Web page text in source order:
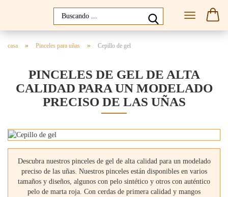
casa » Pinceles para uñas » Cepillo de gel
PINCELES DE GEL DE ALTA
CALIDAD PARA UN MODELADO
PRECISO DE LAS UÑAS
Descubra nuestros pinceles de gel de alta calidad para un modelado
preciso de las uñas. Nuestros pinceles están disponibles en varios
tamaños y diseños, algunos con pelo sintético y otros con auténtico
pelo de marta roja. Con cerdas de primera calidad y mangos